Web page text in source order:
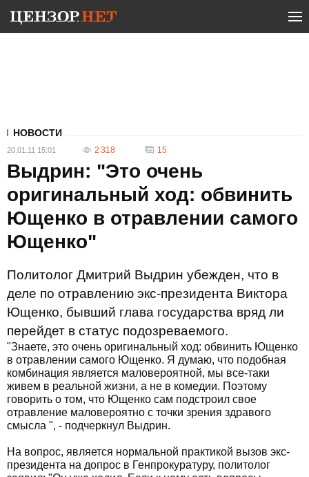
НОВОСТИ
20.01.11 15:01 2 318 15
Выдрин: "Это очень
оригинальный ход: обвинить
Ющенко в отравлении самого
Ющенко"
Политолог Дмитрий Выдрин убежден, что в
деле по отравлению экс-президента Виктора
Ющенко, бывший глава государства вряд ли
перейдет в статус подозреваемого.
"Знаете, это очень оригинальный ход: обвинить Ющенко
в отравлении самого Ющенко. Я думаю, что подобная
комбинация является маловероятной, мы все-таки
живем в реальной жизни, а не в комедии. Поэтому
говорить о том, что Ющенко сам подстроил свое
отравление маловероятно с точки зрения здравого
смысла ", - подчеркнул Выдрин.
На вопрос, является нормальной практикой вызов экс-
президента на допрос в Генпрокуратуру, политолог